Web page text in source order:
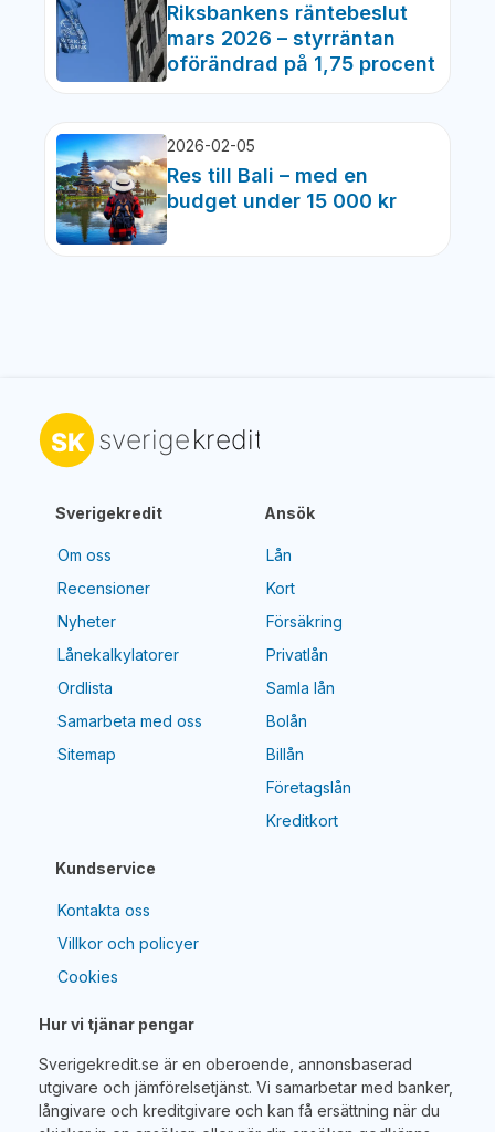
Riksbankens räntebeslut
mars 2026 – styrräntan
oförändrad på 1,75 procent
2026-02-05
Res till Bali – med en
budget under 15 000 kr
Sverigekredit
Om oss
Recensioner
Nyheter
Lånekalkylatorer
Ordlista
Samarbeta med oss
Sitemap
Kundservice
Kontakta oss
Villkor och policyer
Cookies
Ansök
Lån
Kort
Försäkring
Privatlån
Samla lån
Bolån
Billån
Företagslån
Kreditkort
Hur vi tjänar pengar
Sverigekredit.se är en oberoende, annonsbaserad
utgivare och jämförelsetjänst. Vi samarbetar med banker,
långivare och kreditgivare och kan få ersättning när du